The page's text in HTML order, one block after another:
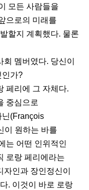
모든 사람들을
으로의 미래를
할지 계획했다. 물론
멤버였다. 당신이
인가?
페리에 그 자체다.
중심으로
닌(François
이 원하는 바를
는 어떤 인위적인
로랑 페리에라는
인과 장인정신이
. 이것이 바로 로랑